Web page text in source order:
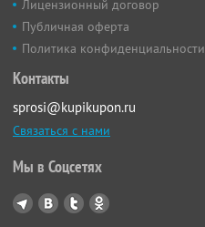
Лицензионный договор
Публичная оферта
Политика конфиденциальности
Контакты
sprosi@kupikupon.ru
Связаться с нами
Мы в Соцсетях